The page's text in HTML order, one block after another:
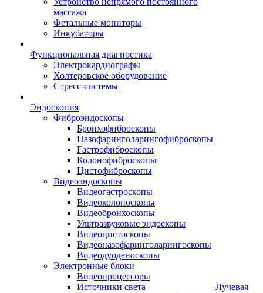
массажа
Фетальные мониторы
Инкубаторы
Функциональная диагностика
Электрокардиографы
Холтеровское оборудование
Стресс-системы
Эндоскопия
Фиброэндоскопы
Бронхофиброскопы
Назофаринголарингофиброскопы
Гастрофиброскопы
Колонофиброскопы
Цистофиброскопы
Видеоэндоскопы
Видеогастроскопы
Видеоколоноскопы
Видеобронхоскопы
Ультразвуковые эндоскопы
Видеоцистоскопы
Видеоназофаринголарингоскопы
Видеодуоденоскопы
Электронные блоки
Видеопроцессоры
Источники света
Лучевая